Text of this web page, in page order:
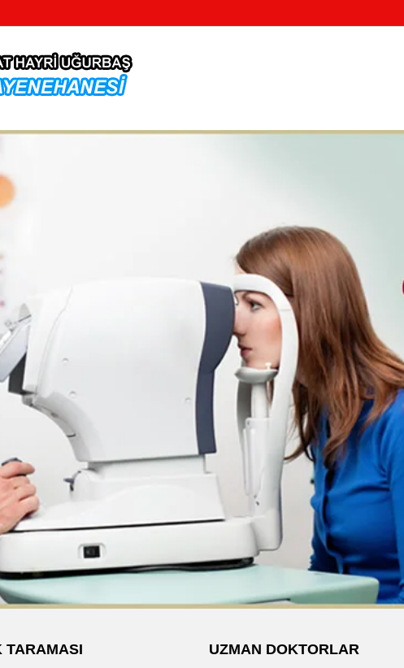
TARAMASI UZMAN DOKTORLAR